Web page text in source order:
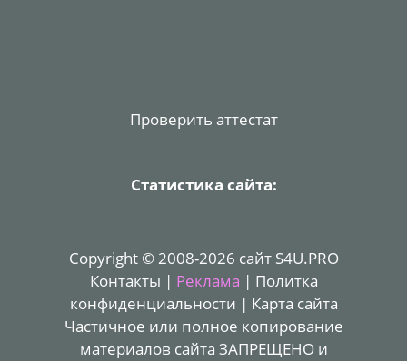
Проверить аттестат
Статистика сайта:
Copyright © 2008-2026 сайт S4U.PRO
Контакты | Реклама | Политка
конфиденциальности | Карта сайта
Частичное или полное копирование
материалов сайта ЗАПРЕЩЕНО и